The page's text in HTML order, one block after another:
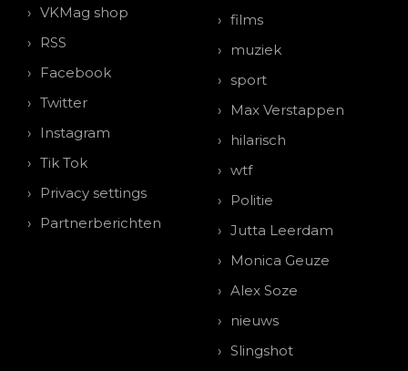
VKMag shop
RSS
Facebook
Twitter
Instagram
Tik Tok
Privacy settings
Partnerberichten
films
muziek
sport
Max Verstappen
hilarisch
wtf
Politie
Jutta Leerdam
Monica Geuze
Alex Soze
nieuws
Slingshot